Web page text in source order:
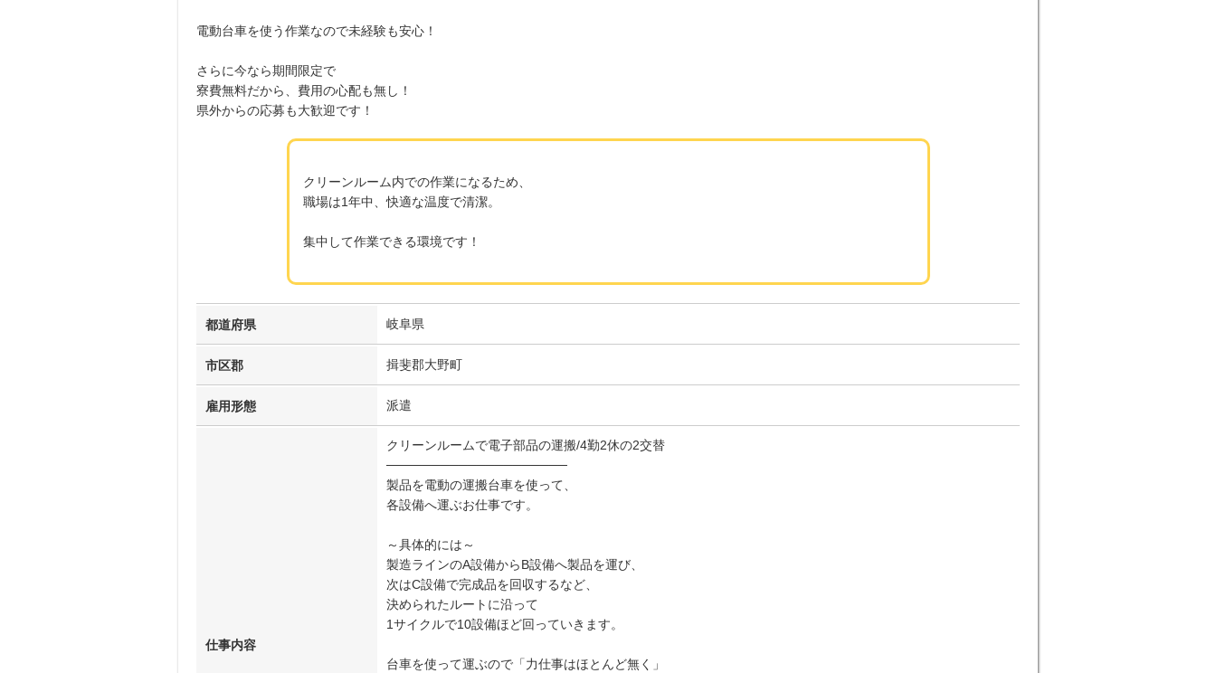
電動台車を使う作業なので未経験も安心！
さらに今なら期間限定で
寮費無料だから、費用の心配も無し！
県外からの応募も大歓迎です！
クリーンルーム内での作業になるため、
職場は1年中、快適な温度で清潔。
集中して作業できる環境です！
都道府県 岐阜県
市区郡 揖斐郡大野町
雇用形態 派遣
仕事内容
クリーンルームで電子部品の運搬/4勤2休の2交替
────────────────────
製品を電動の運搬台車を使って、
各設備へ運ぶお仕事です。
～具体的には～
製造ラインのA設備からB設備へ製品を運び、
次はC設備で完成品を回収するなど、
決められたルートに沿って
1サイクルで10設備ほど回っていきます。
台車を使って運ぶので「力仕事はほとんど無く」